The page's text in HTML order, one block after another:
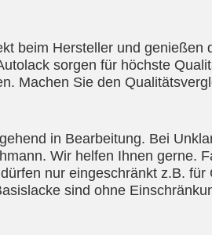
beim Hersteller und
sorgen für höchste
Machen Sie den
in Bearbeitung. Bei
Wir helfen Ihnen gerne.
nur eingeschränkt z.B.
sind ohne